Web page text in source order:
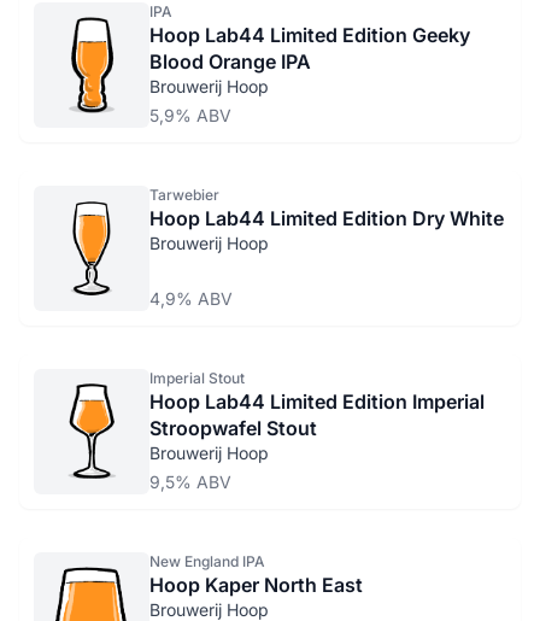
IPA
Hoop Lab44 Limited Edition Geeky
Blood Orange IPA
Brouwerij Hoop
5,9% ABV
Tarwebier
Hoop Lab44 Limited Edition Dry White
Brouwerij Hoop
4,9% ABV
Imperial Stout
Hoop Lab44 Limited Edition Imperial
Stroopwafel Stout
Brouwerij Hoop
9,5% ABV
New England IPA
Hoop Kaper North East
Brouwerij Hoop